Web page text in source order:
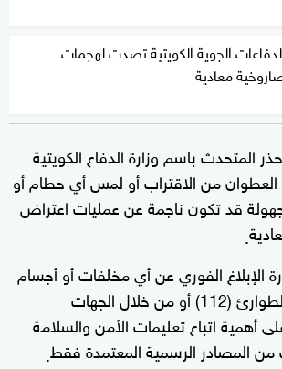
الجوية الكويتية تصدت لهجمات
معادية
المتحدث باسم وزارة الدفاع الكويتية
العطوان من الاقتراب أو لمس أي حطام أو
قد تكون ناجمة عن عمليات اعتراض
.
الإبلاغ الفوري عن أي مخلفات أو أجسام
مشبوهة عبر رقم الطوارئ (112) أو من خلال الجهات
أهمية اتباع تعليمات الأمن والسلامة
من المصادر الرسمية المعتمدة فقط.